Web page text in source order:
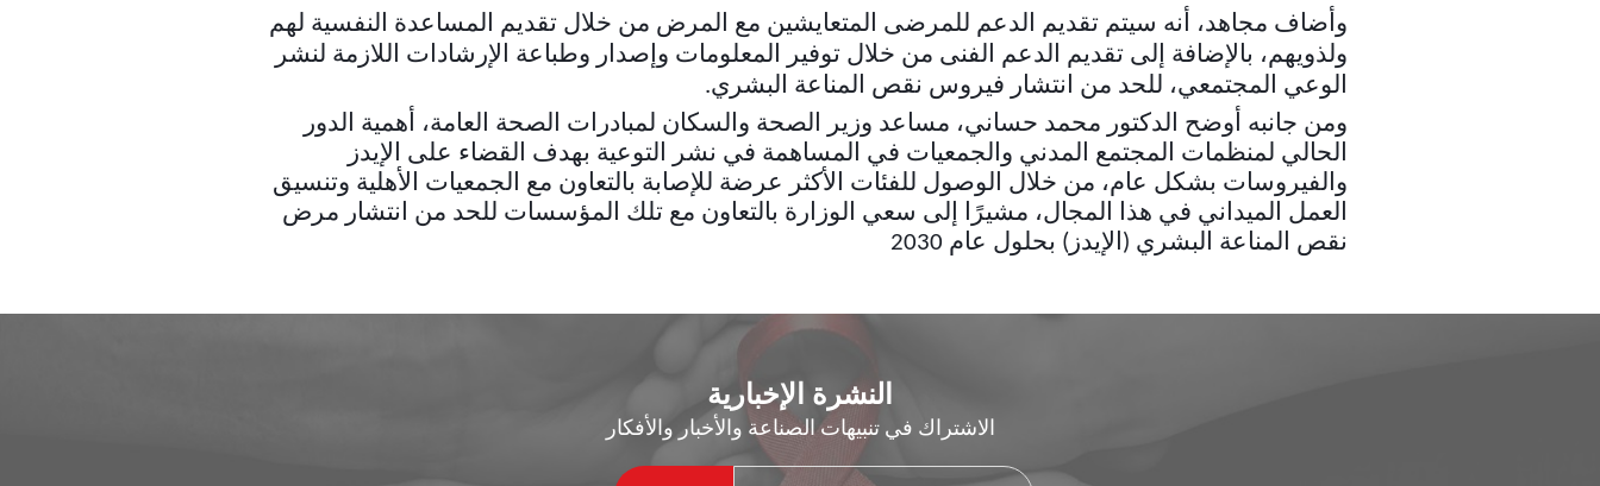
وأضاف مجاهد، أنه سيتم تقديم الدعم للمرضى المتعايشين مع المرض من خلال تقديم المساعدة النفسية لهم
ولذويهم، بالإضافة إلى تقديم الدعم الفنى من خلال توفير المعلومات وإصدار وطباعة الإرشادات اللازمة لنشر
الوعي المجتمعي، للحد من انتشار فيروس نقص المناعة البشري.
ومن جانبه أوضح الدكتور محمد حساني، مساعد وزير الصحة والسكان لمبادرات الصحة العامة، أهمية الدور
الحالي لمنظمات المجتمع المدني والجمعيات في المساهمة في نشر التوعية بهدف القضاء على الإيدز
والفيروسات بشكل عام، من خلال الوصول للفئات الأكثر عرضة للإصابة بالتعاون مع الجمعيات الأهلية وتنسيق
العمل الميداني في هذا المجال، مشيرًا إلى سعي الوزارة بالتعاون مع تلك المؤسسات للحد من انتشار مرض
نقص المناعة البشري (الإيدز) بحلول عام 2030
النشرة الإخبارية
الاشتراك في تنبيهات الصناعة والأخبار والأفكار